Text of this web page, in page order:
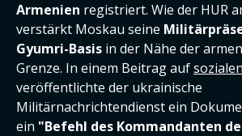
Armenien registriert. Wie der HUR
verstärkt Moskau seine
Gyumri-Basis in der Nähe der
Grenze. In einem Beitrag auf
veröffentlichte der ukrainische
Militärnachrichtendienst ein
ein "Befehl des Kommandanten